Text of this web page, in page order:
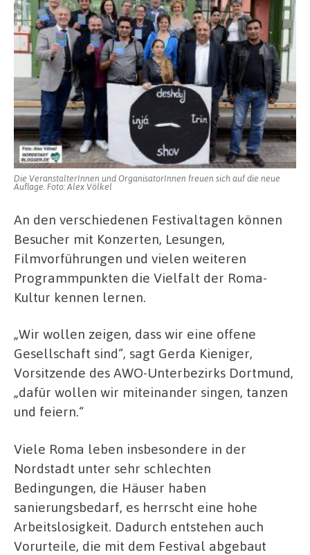
Die VeranstalterInnen und OrganisatorInnen freuen sich auf die neue
Auflage. Foto: Alex Völkel
An den verschiedenen Festivaltagen können
Besucher mit Konzerten, Lesungen,
Filmvorführungen und vielen weiteren
Programmpunkten die Vielfalt der Roma-
Kultur kennen lernen.
„Wir wollen zeigen, dass wir eine offene
Gesellschaft sind“, sagt Gerda Kieniger,
Vorsitzende des AWO-Unterbezirks Dortmund,
„dafür wollen wir miteinander singen, tanzen
und feiern.“
Viele Roma leben insbesondere in der
Nordstadt unter sehr schlechten
Bedingungen, die Häuser haben
sanierungsbedarf, es herrscht eine hohe
Arbeitslosigkeit. Dadurch entstehen auch
Vorurteile, die mit dem Festival abgebaut